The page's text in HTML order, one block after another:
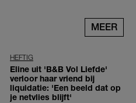
MEER
HEFTIG
Eline uit 'B&B Vol Liefde'
verloor haar vriend bij
liquidatie: 'Een beeld dat op
je netvlies blijft'